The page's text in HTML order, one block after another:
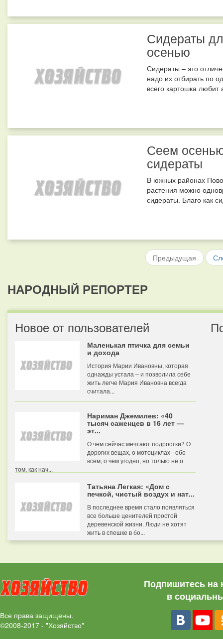
Сидераты
осенью
Сидераты – это
надо их отбирать по
всего картошка
Сеем
сидераты
В южных районах
растения можно
сидераты. Благо как
Предыдущая
НАРОДНЫЙ РЕПОРТЕР
Новое от пользователей
Маленькая птичка для семьи
и дохода
История Марии Ивановны, которая
однажды устала – и позволила себе
жить легче Мария Ивановна всегда
считала...
Нариман Джемилев: «40
тысяч саженцев в 16 лет —
эт...
О чем сейчас мечтают подростки? О
дорогих вещах, о мотоциклах - обо
всем, о чем угодно, но только не о
том, как нач...
Татьяна Легкая: «Дом с
печкой, чистый воздух и нат...
В последнее время стало появляться
все больше ценителей простой
деревенской жизни. Люди не хотят
жить в спешке в бо...
Все права защищены.
©2008-2017 - "Хозяйство"
Подпишитесь на
в